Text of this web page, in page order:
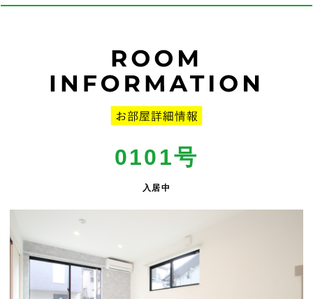
0101号
入居中